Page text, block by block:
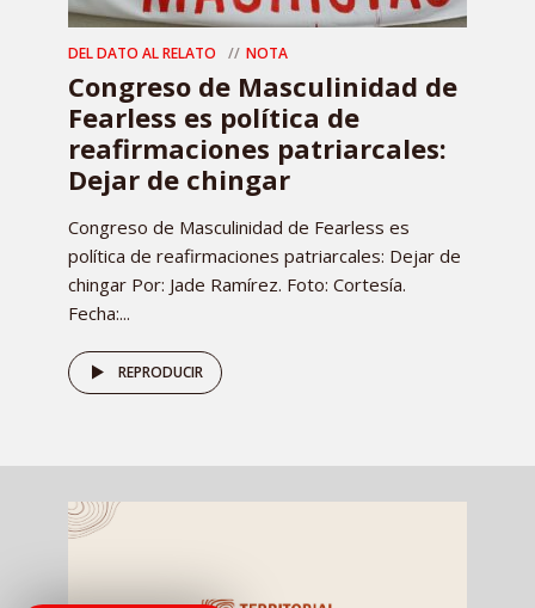
DEL DATO AL RELATO NOTA
Congreso de Masculinidad de
Fearless es política de
reafirmaciones patriarcales:
Dejar de chingar
Congreso de Masculinidad de Fearless es
política de reafirmaciones patriarcales: Dejar de
chingar Por: Jade Ramírez. Foto: Cortesía.
Fecha:...
REPRODUCIR